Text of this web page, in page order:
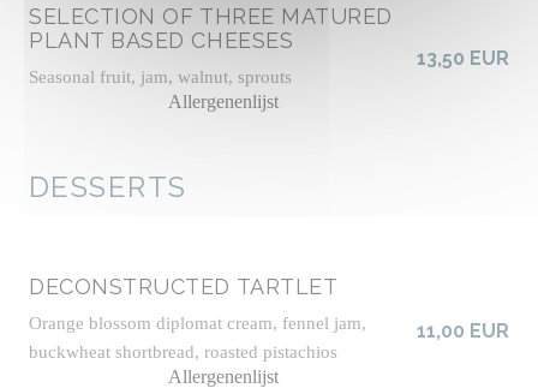
SELECTION OF THREE MATURED
PLANT BASED CHEESES
Seasonal fruit, jam, walnut, sprouts
Allergenenlijst
13,50 EUR
DESSERTS
DECONSTRUCTED TARTLET
Orange blossom diplomat cream, fennel jam,
buckwheat shortbread, roasted pistachios
Allergenenlijst
11,00 EUR